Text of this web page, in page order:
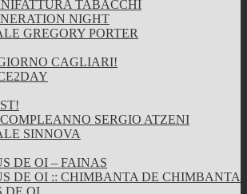
TABACCHI
NIGHT
GREGORY PORTER
CAGLIARI!
SERGIO ATZENI
SINNOVA
DE OI – FAINAS
DE OI :: CHIMBANTA DE CHIMBANTA
DE OI